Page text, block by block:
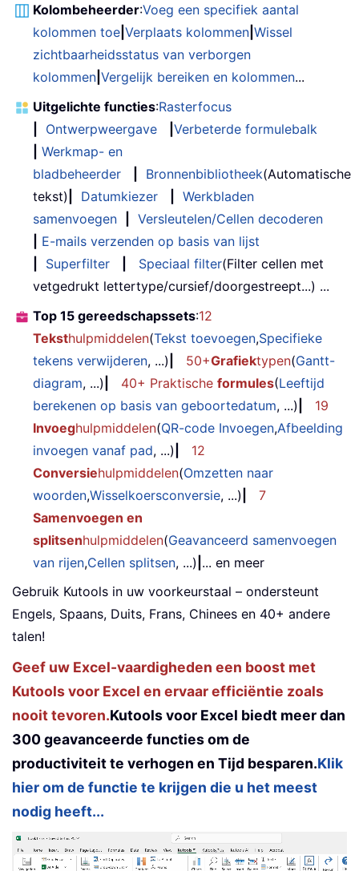
Kolombeheerder:Voeg een specifiek aantal
kolommen toe Verplaats kolommen Wissel
zichtbaarheidsstatus van verborgen
kolommen Vergelijk bereiken en kolommen...
Uitgelichte functies:Rasterfocus
Ontwerpweergave
Verbeterde formulebalk
Werkmap- en
bladbeheerder
Bronnenbibliotheek(Automatische
tekst)
Datumkiezer
Werkbladen
samenvoegen
Versleutelen/Cellen decoderen
E-mails verzenden op basis van lijst
Superfilter Speciaal filter(Filter cellen met
vetgedrukt lettertype/cursief/doorgestreept...) ...
Top 15 gereedschapssets:12
Teksthulpmiddelen(Tekst toevoegen,Specifieke
tekens verwijderen, ...) 50+Grafiektypen(Gantt-
diagram, ...) 40+ Praktische formules(Leeftijd
berekenen op basis van geboortedatum, ...)
19
Invoeghulpmiddelen(QR-code Invoegen,Afbeelding
invoegen vanaf pad, ...)
12
Conversiehulpmiddelen(Omzetten naar
woorden,Wisselkoersconversie, ...)
7
Samenvoegen en
splitsenhulpmiddelen(Geavanceerd samenvoegen
van rijen,Cellen splitsen, ...) ... en meer
Gebruik Kutools in uw voorkeurstaal – ondersteunt
Engels, Spaans, Duits, Frans, Chinees en 40+ andere
talen!
Geef uw Excel-vaardigheden een boost met
Kutools voor Excel en ervaar efficiëntie zoals
nooit tevoren.Kutools voor Excel biedt meer dan
300 geavanceerde functies om de
productiviteit te verhogen en Tijd besparen.Klik
hier om de functie te krijgen die u het meest
nodig heeft...